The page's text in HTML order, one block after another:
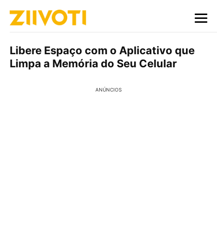
Libere Espaço com o Aplicativo que
Limpa a Memória do Seu Celular
ANÚNCIOS